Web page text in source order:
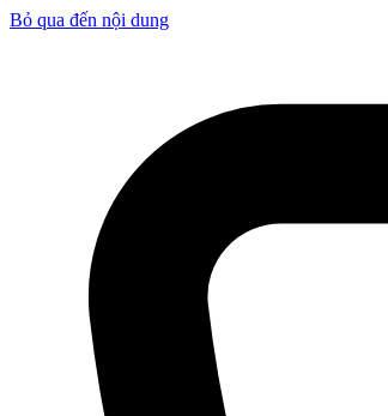
Bỏ qua đến nội dung